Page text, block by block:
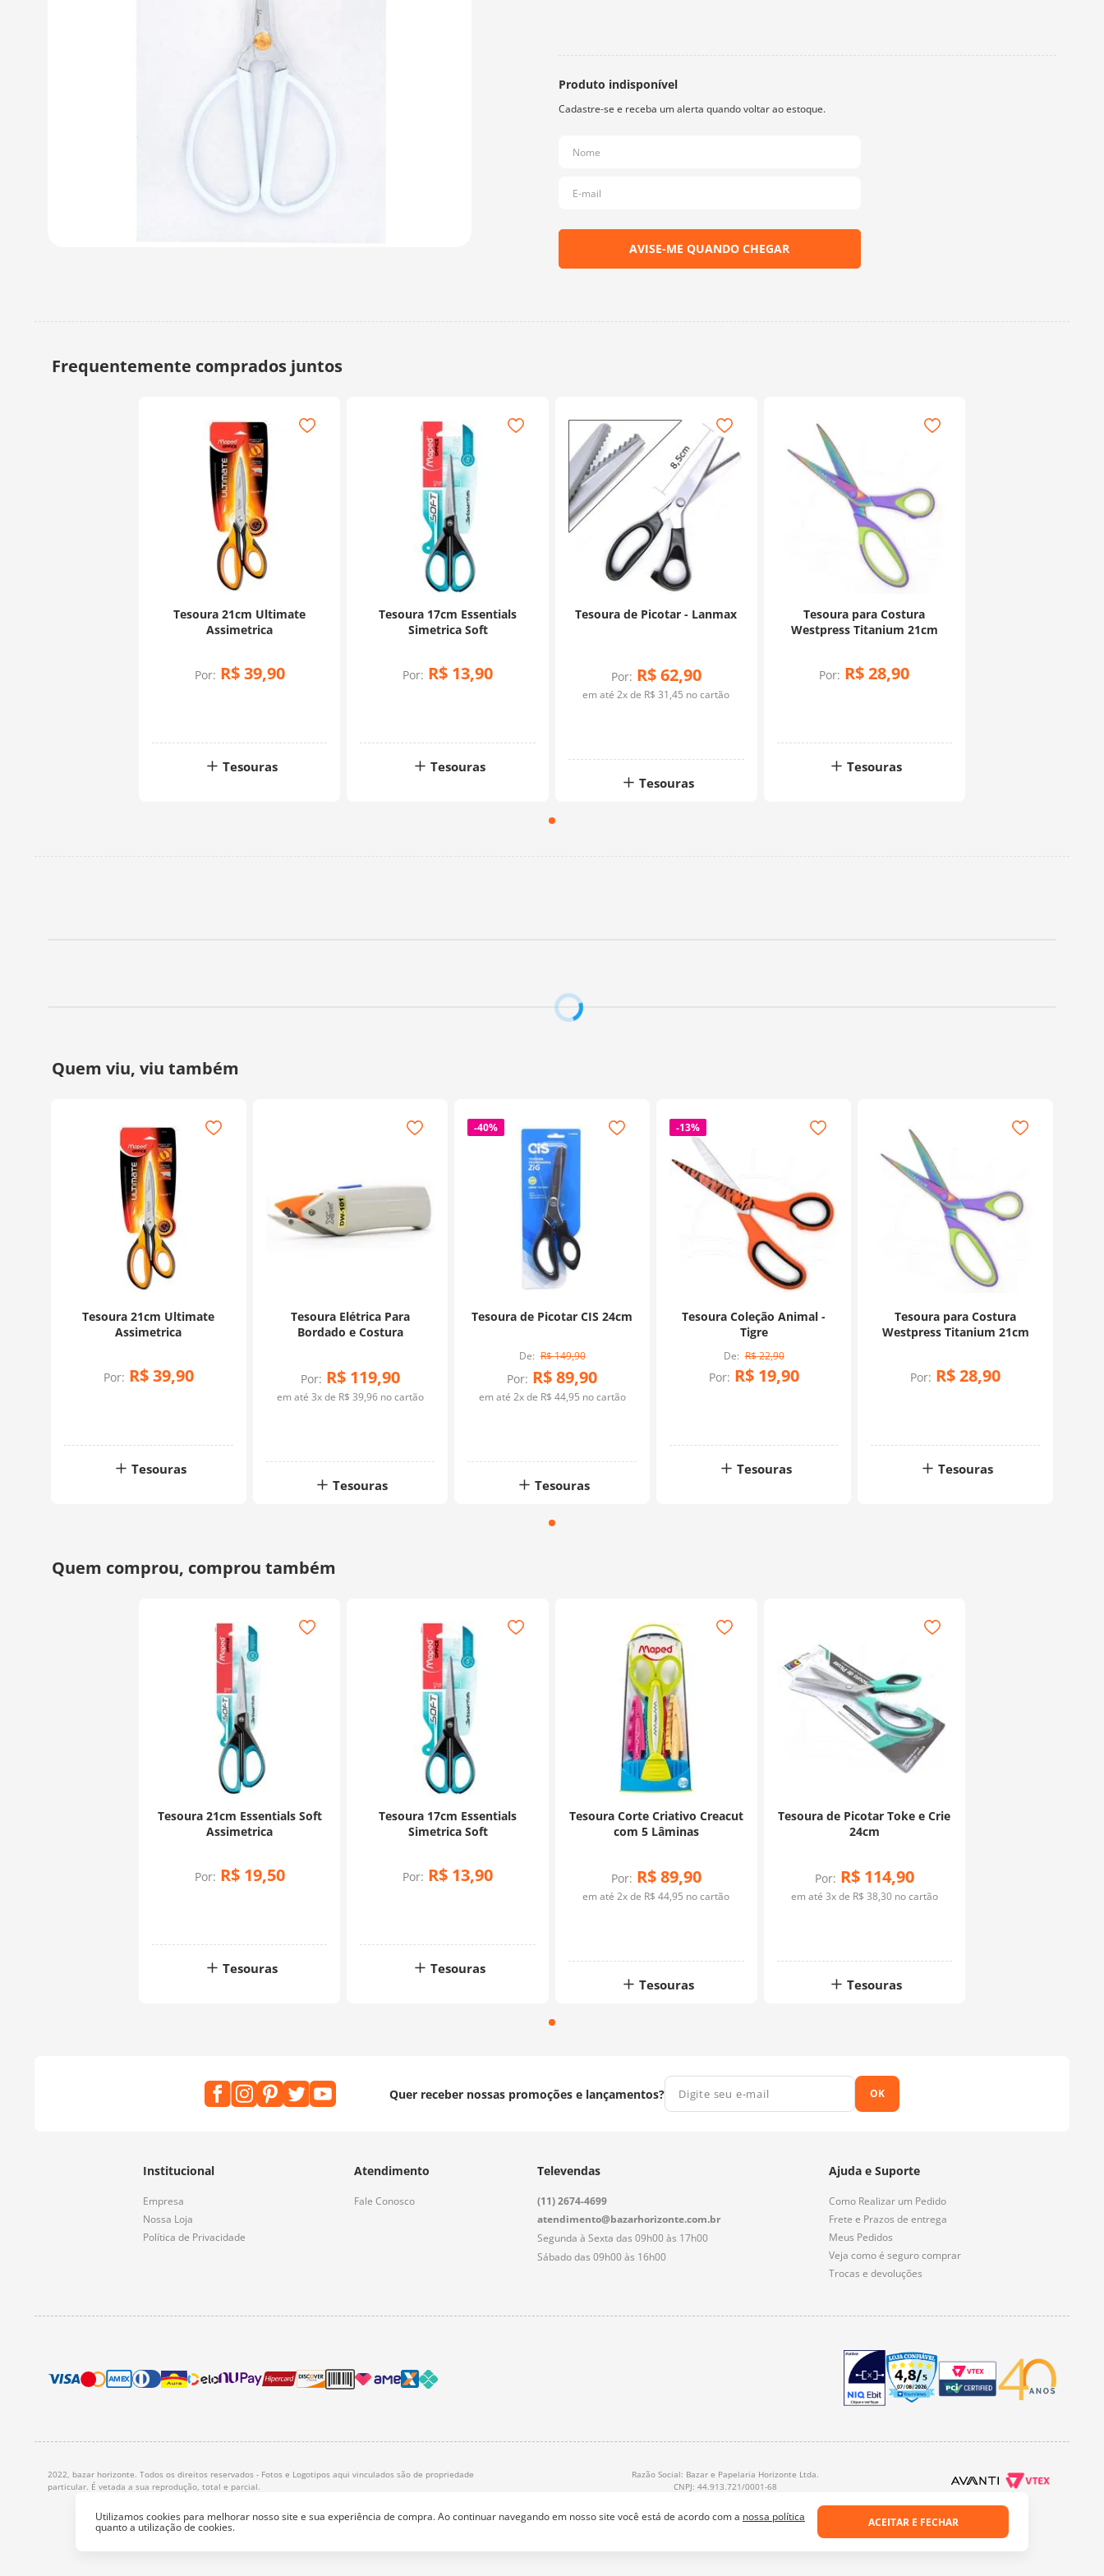
Utilizamos cookies para melhorar nosso site e sua experiência de compra. Ao continuar navegando em nosso site você está de acordo com a nossa política
quanto a utilização de cookies. ACEITAR E FECHAR
Tesoura 21cm Ultimate
Assimetrica
Por: R$39,90
Tesouras
Tesoura 17cm Essentials
Simetrica Soft
Por: R$ 13,90
Tesouras
Tesoura de Picotar - Lanmax
Por: R$62,90
em até2x de R$ 31,45 no cartão
Tesouras
Tesoura para Costura
Westpress Titanium 21cm
Por: R$28,90
Tesouras
Tesoura 21cm Ultimate
Assimetrica
Por: R$39,90
Tesouras
Tesoura Elétrica Para
Bordado e Costura
Por: R$ 119,90
em até 3x de R$ 39,96no cartão
Tesouras
-40%
Tesoura de Picotar CIS 24cm
R$149,90
Por: R$89,90
em até 2x de R$ 44,95 no cartão
Tesouras
-13%
Tesoura Coleção Animal -
Tigre
R$22,90
Por: R$ 19,90
Tesouras
Tesoura para Costura
Westpress Titanium 21cm
Por: R$28,90
Tesouras
Tesoura 21cm Essentials Soft
Assimetrica
Por: R$ 19,50
Tesouras
Tesoura 17cm Essentials
Simetrica Soft
Por: R$ 13,90
Tesouras
Tesoura Corte Criativo Creacut
com 5 Lâminas
Por: R$89,90
em até2x de R$ 44,95 no cartão
Tesouras
Tesoura de Picotar Toke e Crie
24cm
Por: R$ 114,90
em até 3x de R$ 38,30no cartão
Tesouras
Quer receber nossas promoções e lançamentos? OK
Institucional
Empresa
Nossa Loja
Política de Privacidade
Atendimento
Fale Conosco
Televendas
(11) 2674-4699
atendimento@bazarhorizonte.com.br
Segunda à Sexta das 09h00 às 17h00
Sábado das 09h00 às 16h00
Ajuda e Suporte
Como Realizar um Pedido
Frete e Prazos de entrega
Meus Pedidos
Veja como é seguro comprar
Trocas e devoluções
2022, bazar horizonte. Todos os direitos reservados - Fotos e Logotipos aqui vinculados são de propriedade
particular. É vetada a sua reprodução, total e parcial.
Razão Social: Bazar e Papelaria Horizonte Ltda.
CNPJ: 44.913.721/0001-68